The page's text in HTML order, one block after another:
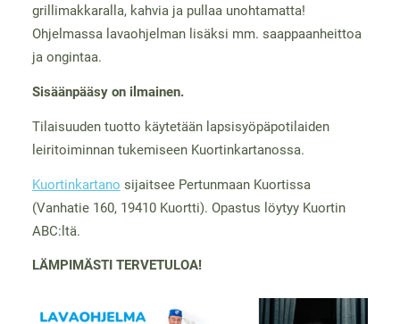
grillimakkaralla, kahvia ja pullaa unohtamatta!
Ohjelmassa lavaohjelman lisäksi mm. saappaanheittoa
ja ongintaa.
Sisäänpääsy on ilmainen.
Tilaisuuden tuotto käytetään lapsisyöpäpotilaiden
leiritoiminnan tukemiseen Kuortinkartanossa.
Kuortinkartano sijaitsee Pertunmaan Kuortissa
(Vanhatie 160, 19410 Kuortti). Opastus löytyy Kuortin
ABC:ltä.
LÄMPIMÄSTI TERVETULOA!